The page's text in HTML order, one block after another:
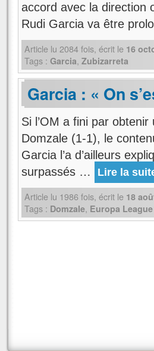
accord avec la direction
Rudi Garcia va être
Article lu 2084fois, écrit le 16
Tags : Garcia, Zubizarreta
Garcia : « On
Si l’OM a fini par
Domzale (1-1), le
Garcia l’a d’ailleurs
surpassés …
Lire la
Article lu 1986 fois, écrit le 18
Tags : Domzale, Europa